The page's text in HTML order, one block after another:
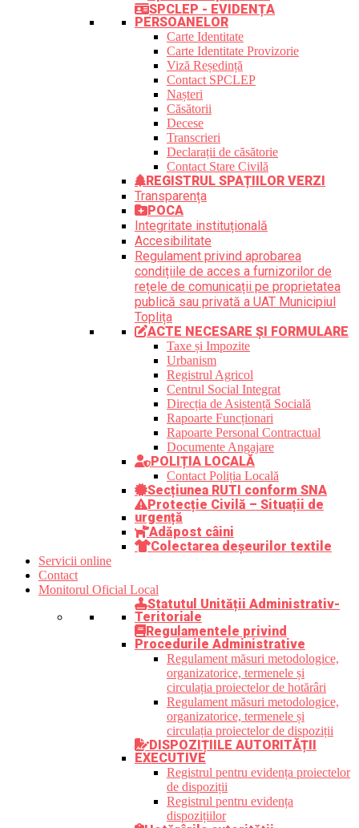
SPCLEP - EVIDENȚA
PERSOANELOR
Carte Identitate
Carte Identitate Provizorie
Viză Reședință
Contact SPCLEP
Nașteri
Căsătorii
Decese
Transcrieri
Declarații de căsătorie
Contact Stare Civilă
REGISTRUL SPAȚIILOR VERZI
Transparența
POCA
Integritate instituțională
Accesibilitate
Regulament privind aprobarea
condițiile de acces a furnizorilor de
rețele de comunicații pe proprietatea
publică sau privată a UAT Municipiul
Toplița
ACTE NECESARE ȘI FORMULARE
Taxe și Impozite
Urbanism
Registrul Agricol
Centrul Social Integrat
Direcția de Asistență Socială
Rapoarte Funcționari
Rapoarte Personal Contractual
Documente Angajare
POLIȚIA LOCALĂ
Contact Poliția Locală
Secțiunea RUTI conform SNA
Protecție Civilă – Situații de
urgență
Adăpost câini
Colectarea deșeurilor textile
Servicii online
Contact
Monitorul Oficial Local
Statutul Unității Administrativ-
Teritoriale
Regulamentele privind
Procedurile Administrative
Regulament măsuri metodologice,
organizatorice, termenele și
circulația proiectelor de hotărâri
Regulament măsuri metodologice,
organizatorice, termenele și
circulația proiectelor de dispoziții
DISPOZIȚIILE AUTORITĂȚII
EXECUTIVE
Registrul pentru evidența proiectelor
de dispoziții
Registrul pentru evidența
dispozițiilor